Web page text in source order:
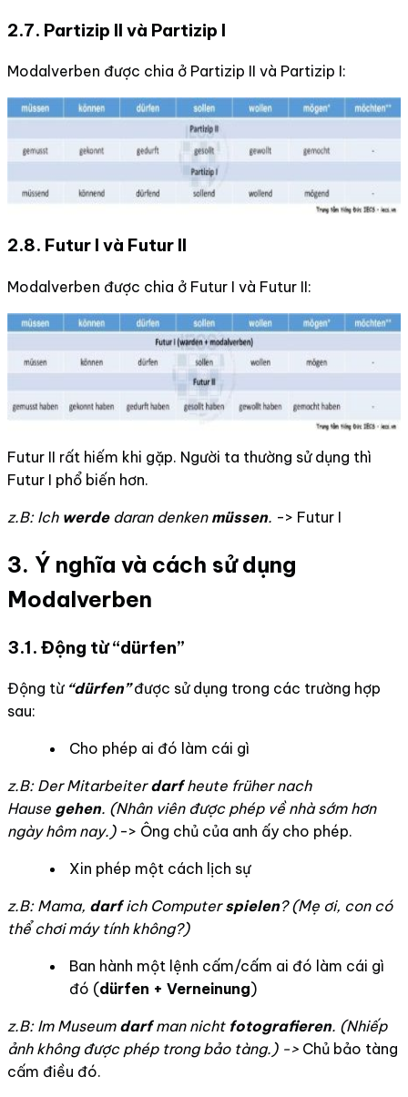
2.7. Partizip II và Partizip I
Modalverben được chia ở Partizip II và Partizip I:
2.8. Futur I và Futur II
Modalverben được chia ở Futur I và Futur II:
Futur II rất hiếm khi gặp. Người ta thường sử dụng thì
Futur I phổ biến hơn.
z.B: Ich werdedaran denken müssen. -> Futur I
3. Ý nghĩa và cách sử dụng
Modalverben
3.1. Động từ “dürfen”
Động từ“dürfen”được sử dụng trong các trường hợp
sau:
Cho phép ai đó làm cái gì
z.B: Der Mitarbeiterdarfheute früher nach
Hause gehen. (Nhân viên được phép về nhà sớm hơn
ngày hôm nay.)-> Ông chủ của anh ấy cho phép.
Xin phép một cách lịch sự
z.B: Mama, darfich Computerspielen? (Mẹ ơi, con có
thể chơi máy tính không?)
Ban hành một lệnh cấm/cấm ai đó làm cái gì
đó (dürfen + Verneinung)
z.B: Im Museum darfman nicht fotografieren. (Nhiếp
ảnh không được phép trong bảo tàng.) -> Chủ bảo tàng
cấm điều đó.